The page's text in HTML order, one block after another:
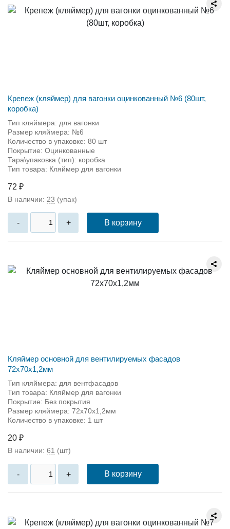
Крепеж (кляймер) для вагонки оцинкованный №6 (80шт,
коробка)
Тип кляймера: для вагонки
Размер кляймера: №6
Количество в упаковке: 80 шт
Покрытие: Оцинкованные
Тара\упаковка (тип): коробка
Тип товара: Кляймер для вагонки
72 ₽
В наличии: 23 (упак)
- + В корзину
Кляймер основной для вентилируемых фасадов
72х70х1,2мм
Тип кляймера: для вентфасадов
Тип товара: Кляймер для вагонки
Покрытие: Без покрытия
Размер кляймера: 72х70х1,2мм
Количество в упаковке: 1 шт
20 ₽
В наличии: 61 (шт)
- + В корзину